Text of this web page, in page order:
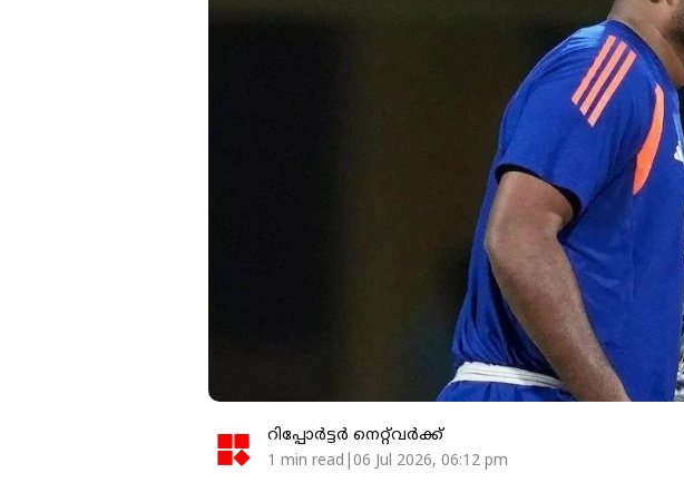
റിപ്പോർട്ടർ നെറ്റ്‌വര്‍ക്ക്‌
1 min read|06 Jul 2026, 06:12 pm